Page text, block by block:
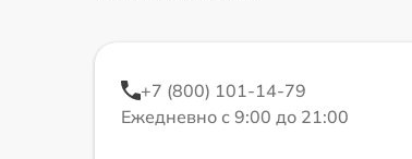
+7 (800) 101-14-79
Ежедневно с 9:00 до 21:00